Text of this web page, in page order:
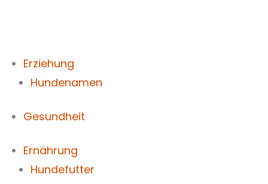
Erziehung
Hundenamen
Gesundheit
Ernährung
Hundefutter